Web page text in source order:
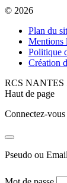
© 2026
Plan du
Mentions
Politique
Création
RCS NANTES
Haut de page
Connectez-vous
Pseudo ou Email